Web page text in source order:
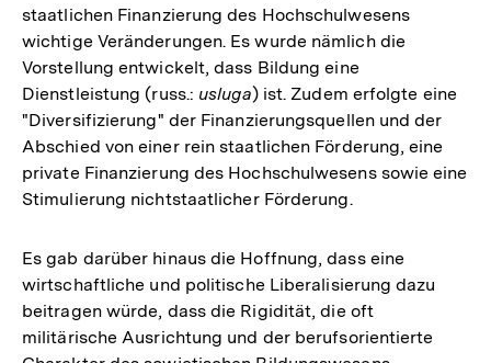
staatlichen Finanzierung des Hochschulwesens
wichtige Veränderungen. Es wurde nämlich die
Vorstellung entwickelt, dass Bildung eine
Dienstleistung (russ.: usluga) ist. Zudem erfolgte eine
"Diversifizierung" der Finanzierungsquellen und der
Abschied von einer rein staatlichen Förderung, eine
private Finanzierung des Hochschulwesens sowie eine
Stimulierung nichtstaatlicher Förderung.
Es gab darüber hinaus die Hoffnung, dass eine
wirtschaftliche und politische Liberalisierung dazu
beitragen würde, dass die Rigidität, die oft
militärische Ausrichtung und der berufsorientierte